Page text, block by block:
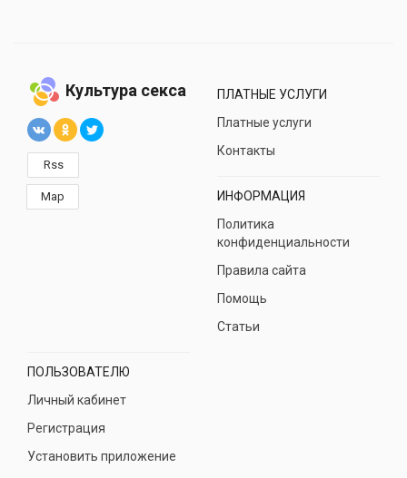
Культура секса
Rss
Map
ПЛАТНЫЕ УСЛУГИ
Платные услуги
Контакты
ИНФОРМАЦИЯ
Политика
конфиденциальности
Правила сайта
Помощь
Статьи
ПОЛЬЗОВАТЕЛЮ
Личный кабинет
Регистрация
Установить приложение